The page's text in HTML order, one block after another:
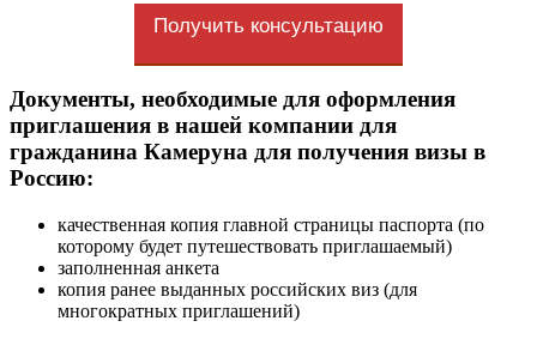
Получить консультацию
Документы, необходимые для оформления
приглашения в нашей компании для
гражданина Камеруна для получения визы в
Россию:
качественная копия главной страницы паспорта (по
которому будет путешествовать приглашаемый)
заполненная анкета
копия ранее выданных российских виз (для
многократных приглашений)